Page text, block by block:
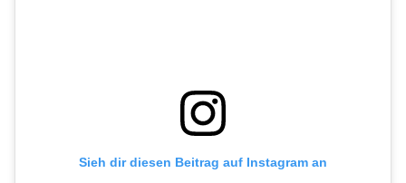
Sieh dir diesen Beitrag auf Instagram an